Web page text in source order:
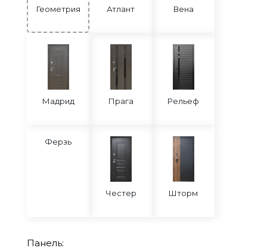
Геометрия Атлант Вена
Мадрид Прага Рельеф
Ферзь
Честер Шторм
Панель: